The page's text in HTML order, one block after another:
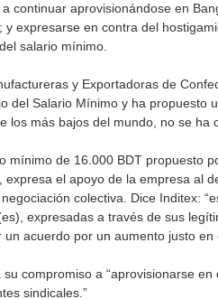
continuar aprovisionándose en
expresarse en contra del
salario mínimo.
y Exportadoras de
del Salario Mínimo y ha propuesto
los más bajos del mundo, no se ha
mínimo de 16.000 BDT propuesto
el apoyo de la empresa al
colectiva. Dice Inditex:
expresadas a través de sus
acuerdo por un aumento justo
compromiso a “aprovisionarse
sindicales.”